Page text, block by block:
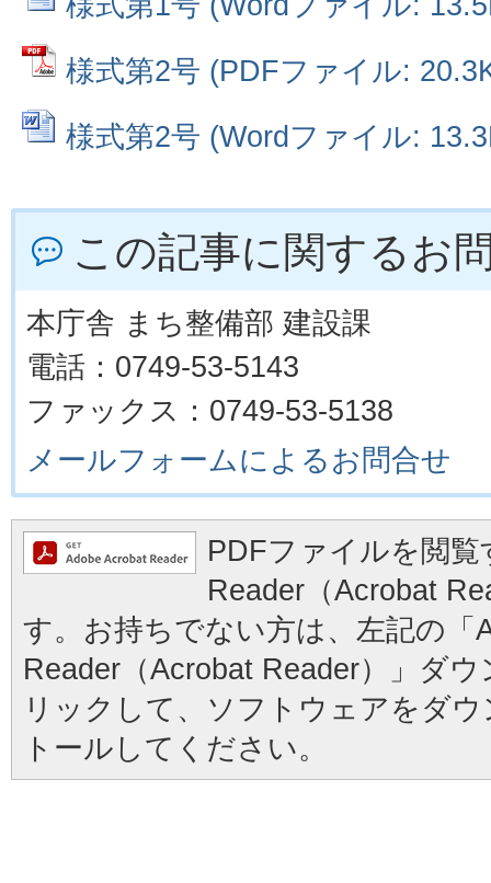
様式第2号 (PDFファイル:
様式第2号 (Wordファイル:
この記事に関するお
本庁舎 まち整備部 建設課
電話：0749-53-5143
ファックス：0749-53-5138
メールフォームによるお問合せ
PDFファイルを閲
Reader（Acrobat
す。お持ちでない方は、左記の「
Reader（Acrobat Reader）」ダ
リックして、ソフトウェアをダ
トールしてください。